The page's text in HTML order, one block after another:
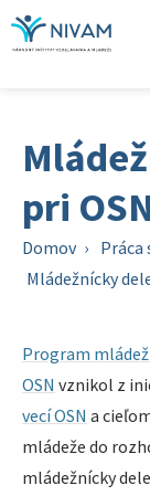
pri
Domov › Práca
Mládežnícky
Program
OSN vznikol z
vecí OSN a
mládeže do
mládežnícky